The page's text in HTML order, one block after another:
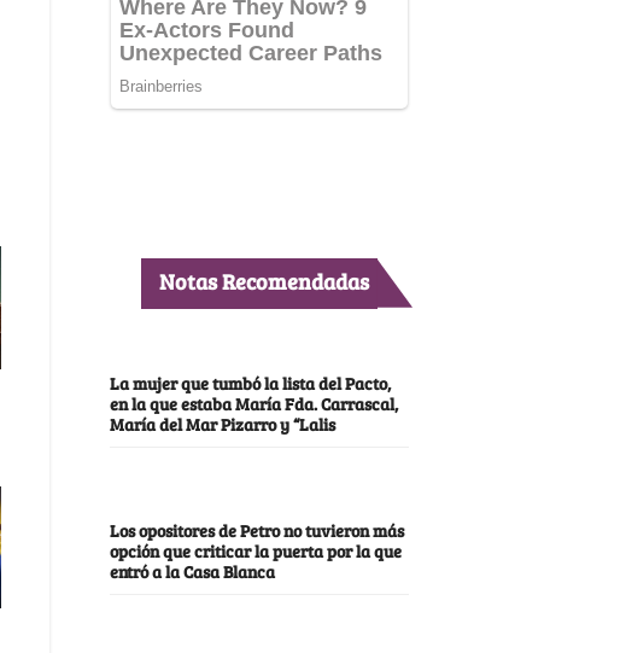
Notas Recomendadas
La mujer que tumbó la lista del Pacto,
en la que estaba María Fda. Carrascal,
María del Mar Pizarro y “Lalis
Los opositores de Petro no tuvieron más
opción que criticar la puerta por la que
entró a la Casa Blanca